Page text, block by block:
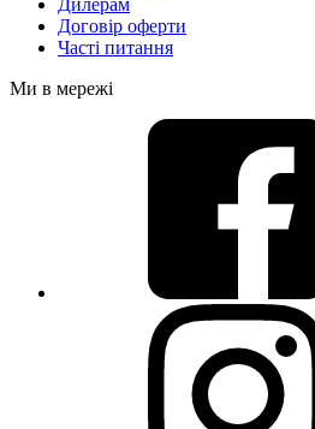
Договір оферти
Часті питання
Ми в мережі